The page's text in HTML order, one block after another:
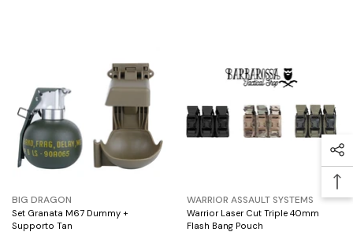
BRAND:
BIG DRAGON
Set Granata M67 Dummy +
Supporto Tan
BRAND:
WARRIOR ASSAULT SYSTEMS
Warrior Laser Cut Triple 40mm
Flash Bang Pouch